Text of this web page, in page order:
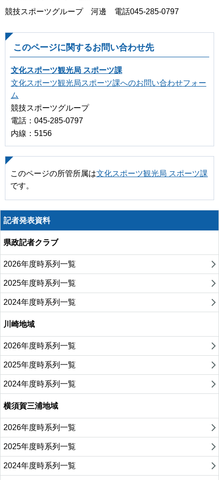
競技スポーツグループ 河邊 電話045-285-0797
このページに関するお問い合わせ先
文化スポーツ観光局 スポーツ課
文化スポーツ観光局スポーツ課へのお問い合わせフォー
ム
競技スポーツグループ
電話：045-285-0797
内線：5156
このページの所管所属は文化スポーツ観光局 スポーツ課
です。
記者発表資料
県政記者クラブ
2026年度時系列一覧
2025年度時系列一覧
2024年度時系列一覧
川崎地域
2026年度時系列一覧
2025年度時系列一覧
2024年度時系列一覧
横須賀三浦地域
2026年度時系列一覧
2025年度時系列一覧
2024年度時系列一覧